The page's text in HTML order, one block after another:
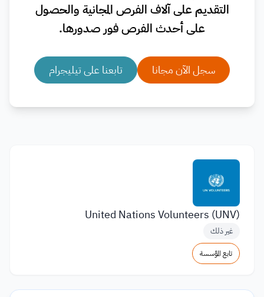
التقديم على آلاف الفرص المجانية والحصول
على أحدث الفرص فور صدورها.
سجل الآن مجانا تابعنا على تيليجرام
United Nations Volunteers (UNV)
غير ذلك
تابع المؤسسة